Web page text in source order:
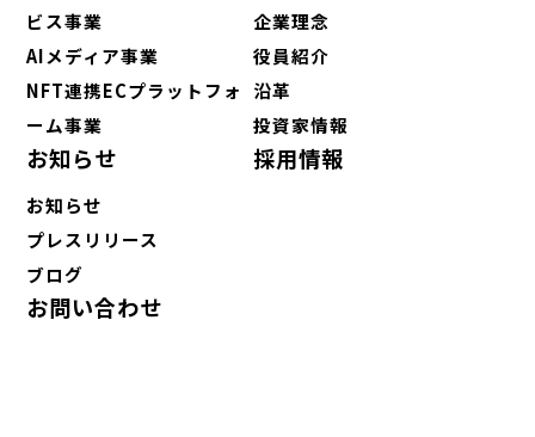
ビス事業
AIメディア事業
NFT連携ECプラットフォ
ーム事業
企業理念
役員紹介
沿革
投資家情報
お知らせ
お知らせ
プレスリリース
ブログ
採用情報
お問い合わせ